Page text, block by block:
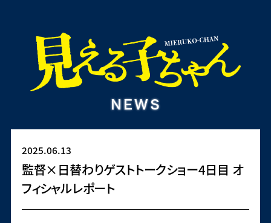
2025.06.13
監督×日替わりゲストトークショー4日目 オ
フィシャルレポート